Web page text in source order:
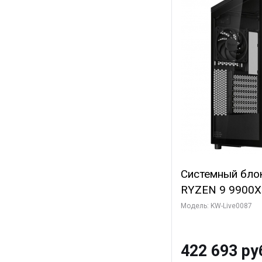
Системный
RYZEN 9
ОЗУ/ ASUS
Модель: KW-Live0087
422 693